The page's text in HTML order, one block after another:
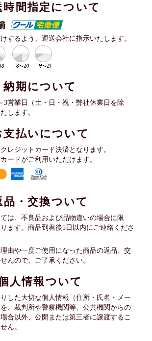
時間指定について
するよう、運送会社に指示いたします。
納期について
3営業日（土・日・祝・弊社休業日を除
します。
支払いについて
レジットカード決済となります。
ードがご利用いただけます。
品・交換ついて
は、不良品および品物違いの場合に限
ます。商品到着後5日以内にご連絡くださ
由や一度ご使用になった商品の返品、交
んので、ご了承ください。
人情報ついて
した大切な個人情報（住所・氏名・メー
、裁判所や警察機関等、公共機関からの
合以外、公開または第三者に譲渡するこ
ん。